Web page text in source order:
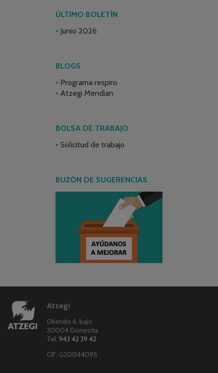
ÚLTIMO BOLETÍN
Junio 2026
BLOGS
Programa respiro
Atzegi Mendian
BOLSA DE TRABAJO
Solicitud de trabajo
BUZÓN DE SUGERENCIAS
Atzegi
Okendo 6, bajo
20004 Donostia
Tel: 943 42 39 42
CIF: G20044095